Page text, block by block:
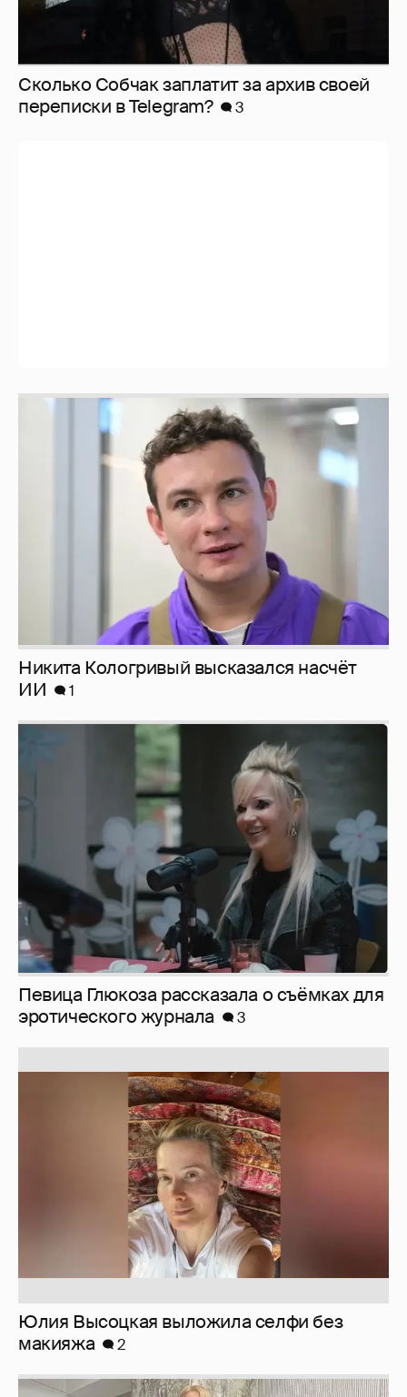
Сколько Собчак заплатит за архив своей
перeписки в Telegram?
3
Никита Кологривый высказался насчёт
Певица Глюкоза рассказала о съёмках для
эротического журнала
3
Юлия Высоцкая выложила селфи без